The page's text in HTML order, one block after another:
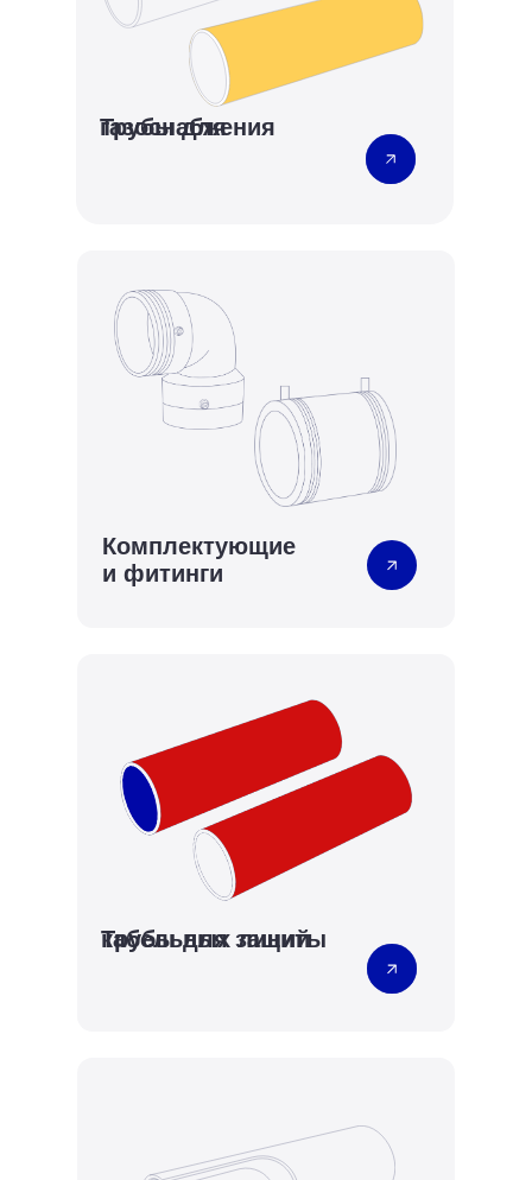
Трубы для газоснабжения
Комплектующие
и фитинги
Трубы для защиты кабельных линий